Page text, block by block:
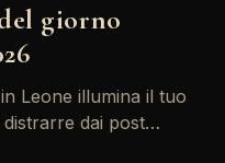
giorno
dai post